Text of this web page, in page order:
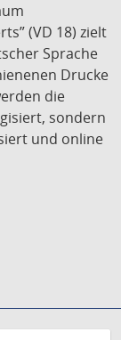
(VD 18) zielt
Sprache
Drucke
die
sondern
und online